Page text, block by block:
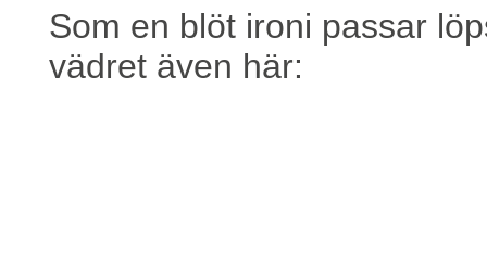
Som en blöt ironi passar
vädret även här: